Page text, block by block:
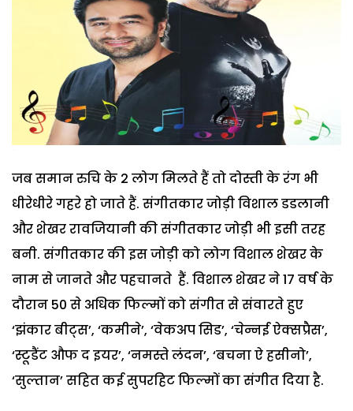
जब समान रुचि के 2 लोग मिलते हैं तो दोस्ती के रंग भी
धीरेधीरे गहरे हो जाते हैं. संगीतकार जोड़ी विशाल डडलानी
और शेखर रावजियानी की संगीतकार जोड़ी भी इसी तरह
बनी. संगीतकार की इस जोड़ी को लोग विशाल शेखर के
नाम से जानते और पहचानते हैं. विशाल शेखर ने 17 वर्ष के
दौरान 50 से अधिक फिल्मों को संगीत से संवारते हुए
‘झंकार बीट्स’, ‘कमीने’, ‘वेकअप सिड’, ‘चेन्नई ऐक्सप्रैस’,
‘स्टूडैंट औफ द इयर’, ‘नमस्ते लंदन’, ‘बचना ऐ हसीनो’,
‘सुल्तान’ सहित कई सुपरहिट फिल्मों का संगीत दिया है.